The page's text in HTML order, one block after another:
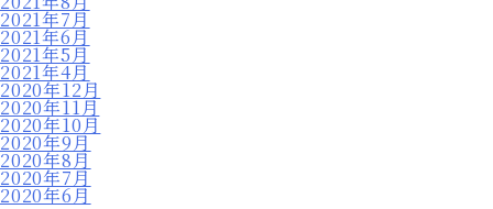
2021年7月
2021年6月
2021年5月
2021年4月
2020年12月
2020年11月
2020年10月
2020年9月
2020年8月
2020年7月
2020年6月